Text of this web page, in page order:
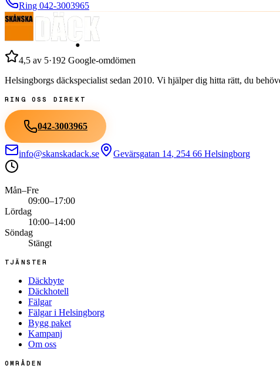
Ring 042-3003965
4,5 av 5·192 Google-omdömen
Helsingborgs däckspecialist sedan 2010. Vi hjälper dig hitta rätt, du
RING OSS DIREKT
042-3003965
info@skanskadack.se Gevärsgatan 14, 254 66 Helsingborg
Mån–Fre
09:00–17:00
Lördag
10:00–14:00
Söndag
Stängt
TJÄNSTER
Däckbyte
Däckhotell
Fälgar
Fälgar i Helsingborg
Bygg paket
Kampanj
Om oss
OMRÅDEN